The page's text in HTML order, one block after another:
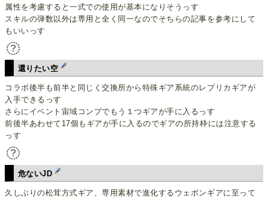
属性を考慮すると一式での使用が基本になりそうっす
スキルの弾数以外は専用と全く同一なのでそちらの記事を参考にして
もいいっす
還りたい空
コラボ後半も前半と同じく交換所から特殊ギア系統のレプリカギアが
入手できるっす
さらにイベント宙域コンプでもう１つギアが手に入るっす
前後半あわせて17個もギアが手に入るのでギアの所持枠には注意する
っす
危ないJD
久しぶりの松茸方式ギア、専用素材で進化するウェポンギアに至って